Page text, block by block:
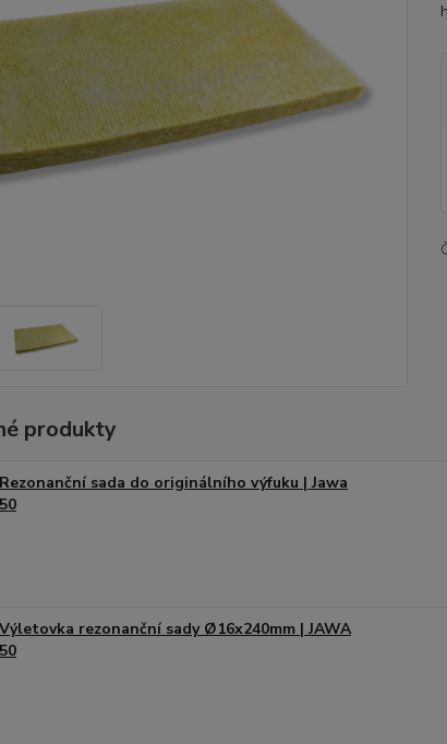
produkty
sada do originálního výfuku | Jawa
rezonanční sady Ø16x240mm | JAWA